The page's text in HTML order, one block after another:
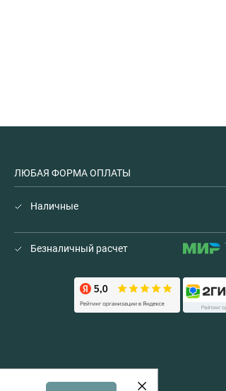
ЛЮБАЯ ФОРМА ОПЛАТЫ
Наличные
Безналичный расчет